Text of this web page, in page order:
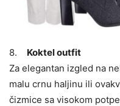
8. Koktel outfit
Za elegantan izgled na
malu crnu haljinu ili
čizmice sa visokom